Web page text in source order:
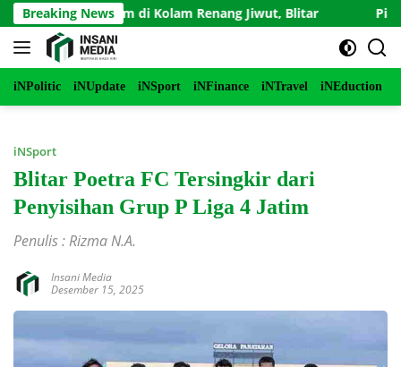
Langsung
ke
konten
Breaking News
Tenggelam di Kolam Renang Jiwut, Blitar Piala
iNPolitic iNUpdate iNSport iNFinance iNTravel iNEduction
iNSport
Blitar Poetra FC Tersingkir dari
Penyisihan Grup P Liga 4 Jatim
Penulis : Rizma N.A.
Insani Media
Desember 15, 2025